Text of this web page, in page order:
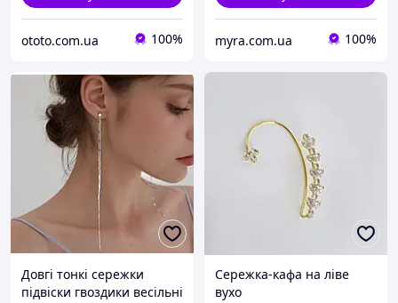
ototo.com.ua 100% myra.com.ua 100%
Довгі тонкі сережки
підвіски гвоздики весільні
Сережка-кафа на ліве
вухо